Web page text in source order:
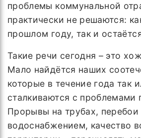
проблемы коммунальной
практически не решаются:
прошлом году, так и
Такие речи сегодня – это
Мало найдётся наших
которые в течение года так
сталкиваются с проблемами
Прорывы на трубах, перебои
водоснабжением, качество